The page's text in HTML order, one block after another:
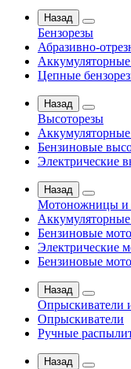
Назад
Бензорезы
Абразивно-
Аккумуляторные
Цепные
Назад
Высоторезы
Бензиновые
Электрические
Назад
Мотоножницы и
Бензиновые
Электрические
Бензиновые
Назад
Опрыскиватели
Опрыскиватели
Ручные
Назад